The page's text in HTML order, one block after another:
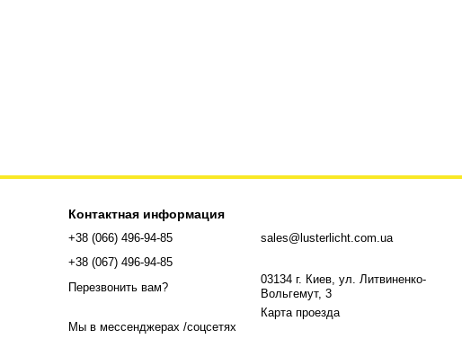
Контактная информация
+38 (066) 496-94-85
+38 (067) 496-94-85
Перезвонить вам?
sales@lusterlicht.com.ua
03134 г. Киев, ул. Литвиненко-
Вольгемут, 3
Карта проезда
Мы в мессенджерах /соцсетях